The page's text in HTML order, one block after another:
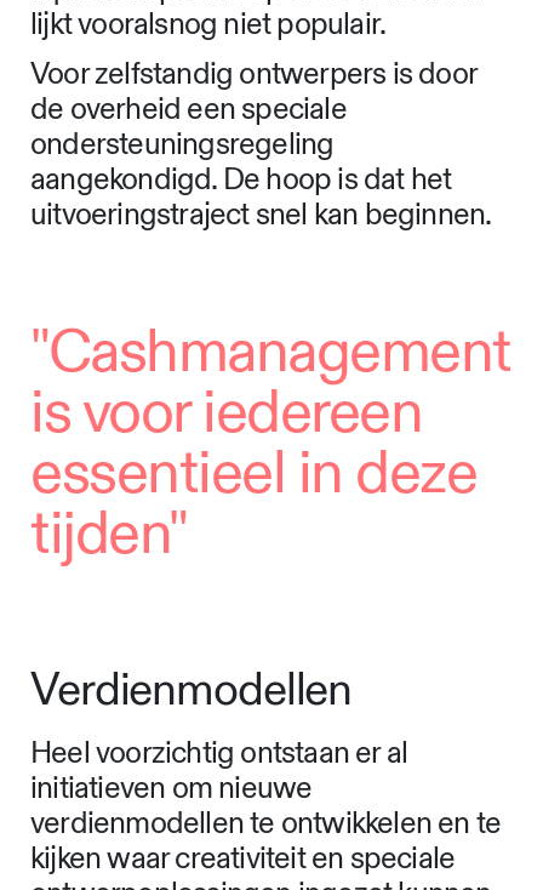
lijkt vooralsnog niet populair.
Voor zelfstandig ontwerpers is door
de overheid een speciale
ondersteuningsregeling
aangekondigd. De hoop is dat het
uitvoeringstraject snel kan beginnen.
"Cashmanagement
is voor iedereen
essentieel in deze
tijden"
Verdienmodellen
Heel voorzichtig ontstaan er al
initiatieven om nieuwe
verdienmodellen te ontwikkelen en te
kijken waar creativiteit en speciale